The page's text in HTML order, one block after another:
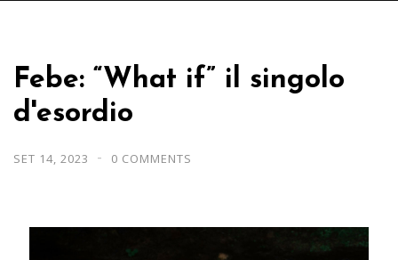
Febe: “What if” il singolo
d'esordio
SET 14, 2023 0 COMMENTS